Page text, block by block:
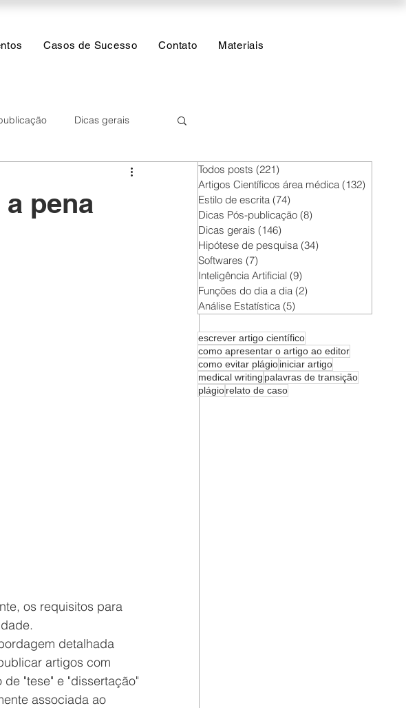
Casos de Sucesso Contato Materiais
Dicas gerais
a dia Análise Estatística
pena
os requisitos para
detalhada
artigos com
"tese" e "dissertação"
associada ao
Todos posts (221)
Artigos Científicos área médica (132)
Estilo de escrita (74)
Dicas Pós-publicação (8)
Dicas gerais (146)
Hipótese de pesquisa (34)
Softwares (7)
Inteligência Artificial (9)
Funções do dia a dia (2)
Análise Estatística (5)
escrever artigo científico
como apresentar o artigo ao editor
como evitar plágioiniciar artigo
medical writing palavras de transição
plágiorelato de caso